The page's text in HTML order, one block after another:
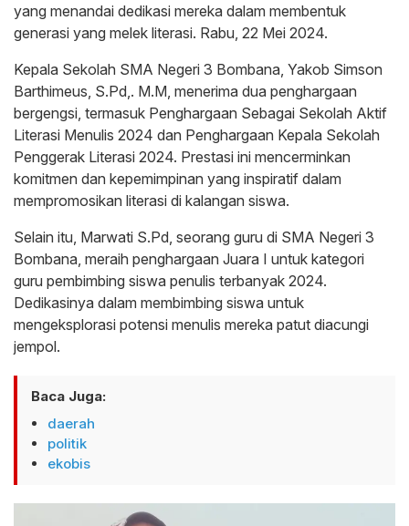
yang menandai dedikasi mereka dalam membentuk
generasi yang melek literasi. Rabu, 22 Mei 2024.
Kepala Sekolah SMA Negeri 3 Bombana, Yakob Simson
Barthimeus, S.Pd,. M.M, menerima dua penghargaan
bergengsi, termasuk Penghargaan Sebagai Sekolah Aktif
Literasi Menulis 2024 dan Penghargaan Kepala Sekolah
Penggerak Literasi 2024. Prestasi ini mencerminkan
komitmen dan kepemimpinan yang inspiratif dalam
mempromosikan literasi di kalangan siswa.
Selain itu, Marwati S.Pd, seorang guru di SMA Negeri 3
Bombana, meraih penghargaan Juara I untuk kategori
guru pembimbing siswa penulis terbanyak 2024.
Dedikasinya dalam membimbing siswa untuk
mengeksplorasi potensi menulis mereka patut diacungi
jempol.
Baca Juga:
daerah
politik
ekobis